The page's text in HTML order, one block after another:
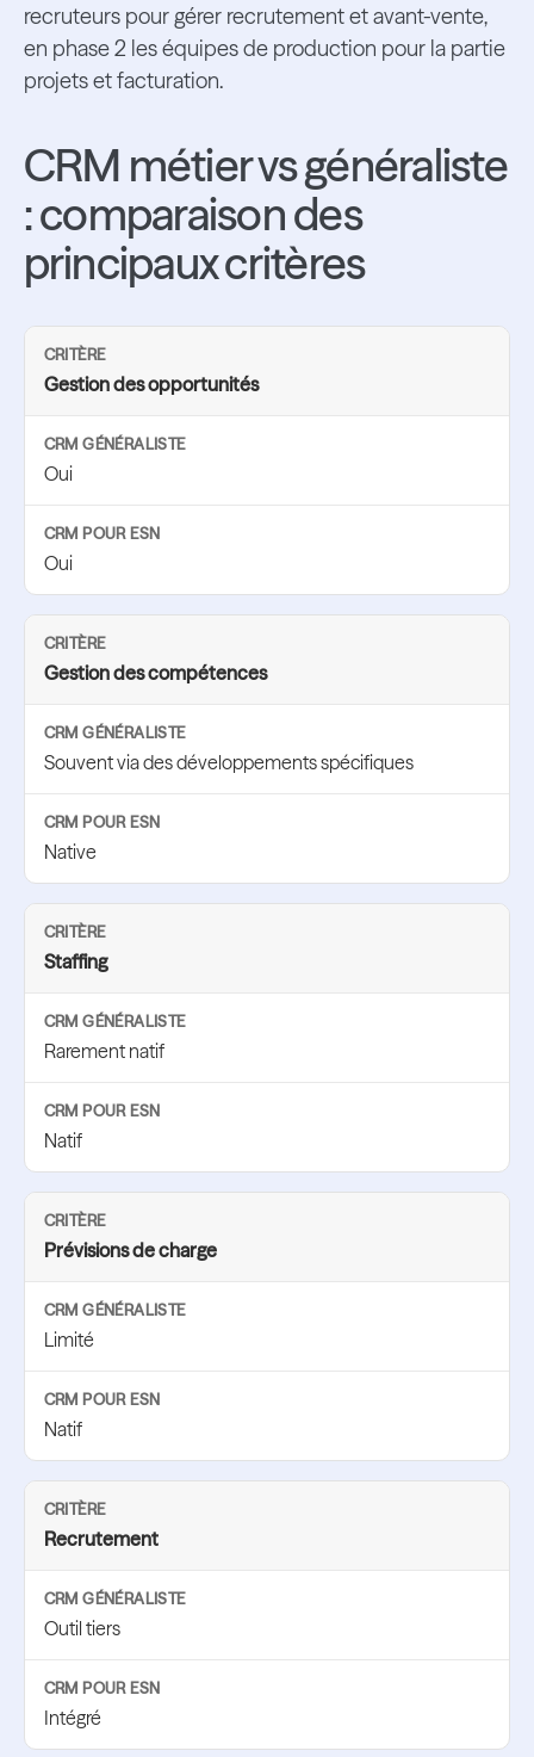
recruteurs pour gérer recrutement et avant-vente,
en phase 2 les équipes de production pour la partie
projets et facturation.
CRM métier vs généraliste
: comparaison des
principaux critères
Gestion des opportunités
Oui
Oui
Gestion des compétences
Souvent via des développements spécifiques
Native
Staffing
Rarement natif
Natif
Prévisions de charge
Limité
Natif
Recrutement
Outil tiers
Intégré